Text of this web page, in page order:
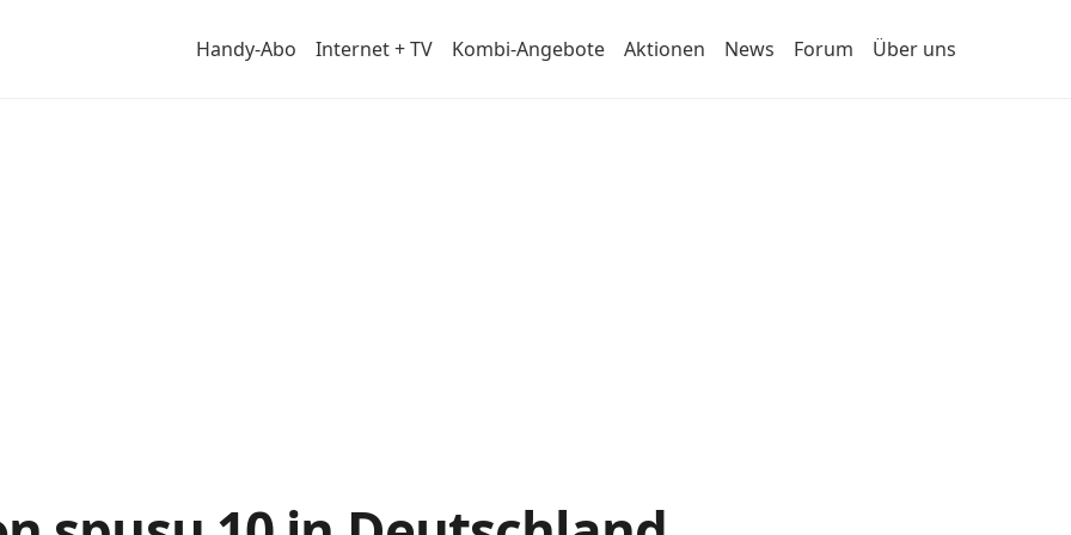
Handy-Abo Internet + TV Kombi-Angebote Aktionen News Forum Über uns